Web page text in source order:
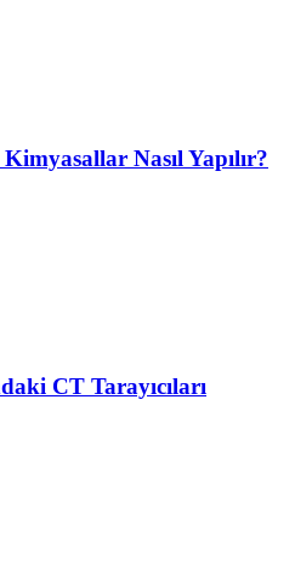
Nasıl Yapılır?
CT Tarayıcıları